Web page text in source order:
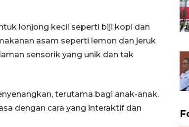
lonjong kecil seperti biji kopi dan
asam seperti lemon dan jeruk
sensorik yang unik dan tak
terutama bagi anak-anak.
dengan cara yang interaktif dan